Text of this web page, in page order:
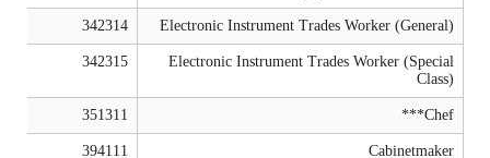
Electronic Instrument Trades Worker (General)
342314
Electronic Instrument Trades Worker (Special
Class)
342315
Chef***
351311
​Cabinetmaker
​394111